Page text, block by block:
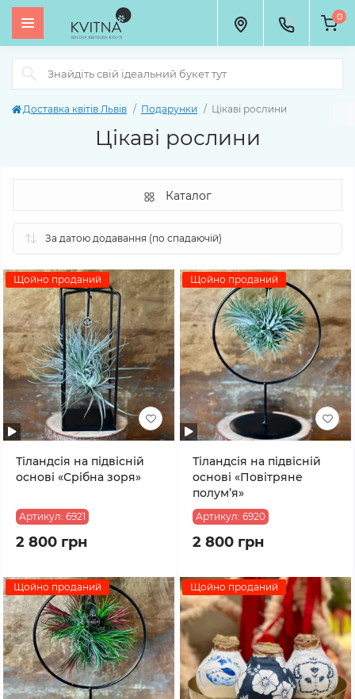
0
Доставка квітів Львів Подарунки Цікаві рослини
Цікаві рослини
Каталог
Щойно проданий
Тіландсія на підвісній
основі «Срібна зоря»
Артикул: 6921
2 800 грн
Щойно проданий
Тіландсія на підвісній
основі «Повітряне
полум’я»
Артикул: 6920
2 800 грн
Щойно проданий Щойно проданий